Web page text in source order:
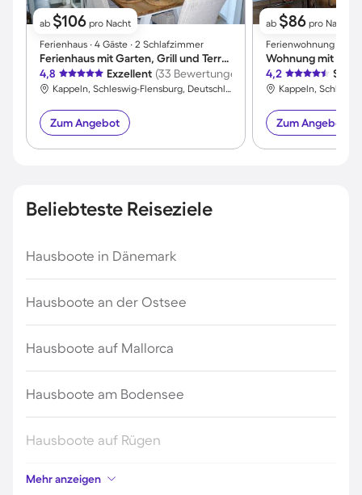
ab $106 pro Nacht
Ferienhaus ∙ 4 Gäste ∙ 2 Schlafzimmer
Ferienhaus mit Garten, Grill und Terrasse
4,8
Exzellent (33 Bewertungen)
Kappeln, Schleswig-Flensburg, Deutschland
Zum Angebot
ab $86 pro Nacht
Ferienwohnung ∙ 4
4,2 Sehr
Zum Angebot
Beliebteste Reiseziele
Hausboote in Dänemark
Hausboote an der Ostsee
Hausboote auf Mallorca
Hausboote am Bodensee
Hausboote auf Rügen
Hausboote an der Nordsee
Mehr anzeigen